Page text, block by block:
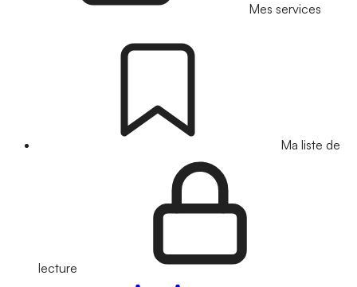
Mes services
Ma liste de
lecture